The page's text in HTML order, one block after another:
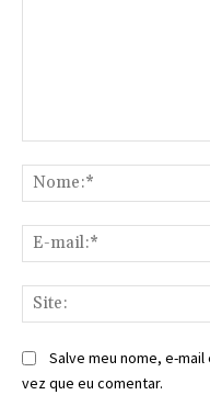
Salve meu nome, e-
vez que eu comentar.